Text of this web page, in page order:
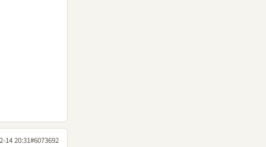
14 20:31#6073692